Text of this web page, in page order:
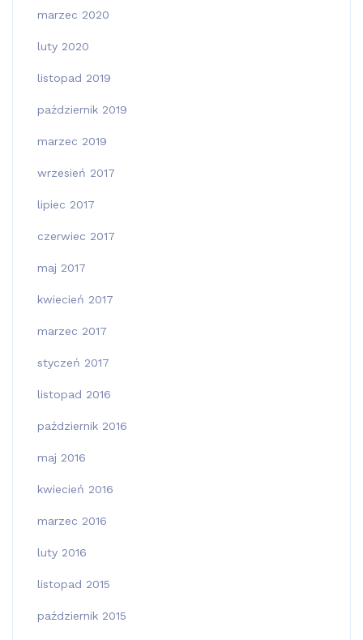
marzec 2020
luty 2020
listopad 2019
październik 2019
marzec 2019
wrzesień 2017
lipiec 2017
czerwiec 2017
maj 2017
kwiecień 2017
marzec 2017
styczeń 2017
listopad 2016
październik 2016
maj 2016
kwiecień 2016
marzec 2016
luty 2016
listopad 2015
październik 2015